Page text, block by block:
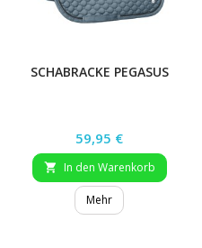
SCHABRACKE PEGASUS
Preis
59,95 €
 In den Warenkorb
Mehr